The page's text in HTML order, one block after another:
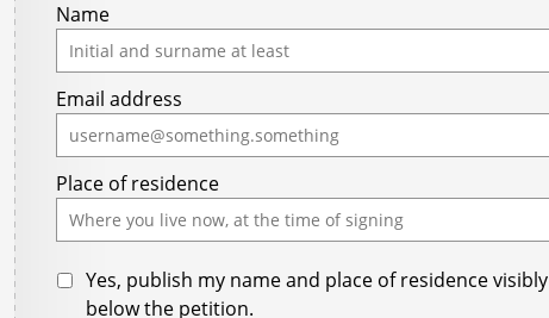
If
you
are
a
human,
ignore
this
field
Name
Email address
Place of residence
Yes, publish my name and place of residence visibly
below the petition.